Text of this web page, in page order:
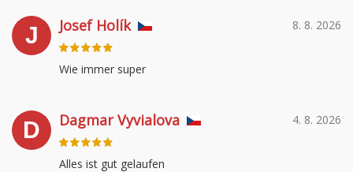
J 8. 8. 2026
Josef Holík
Wie immer super
D 4. 8. 2026
Dagmar Vyvialova
Alles ist gut gelaufen